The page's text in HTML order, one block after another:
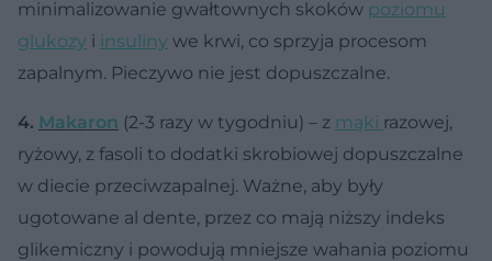
minimalizowanie gwałtownych skoków poziomu
glukozy i insuliny we krwi, co sprzyja procesom
zapalnym. Pieczywo nie jest dopuszczalne.
4. Makaron (2-3 razy w tygodniu) – z mąki razowej,
ryżowy, z fasoli to dodatki skrobiowej dopuszczalne
w diecie przeciwzapalnej. Ważne, aby były
ugotowane al dente, przez co mają niższy indeks
glikemiczny i powodują mniejsze wahania poziomu